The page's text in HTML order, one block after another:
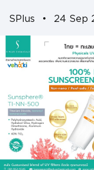
แต่ผิวเราที่ต้องได้
เราจึงอยากเลี่ย
SPlus • 24 Sep